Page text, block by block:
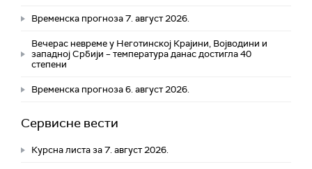
Временска прогноза 7. август 2026.
Вечерас невреме у Неготинској Крајини, Војводини и
западној Србији – температура данас достигла 40
степени
Временска прогноза 6. август 2026.
Сервисне вести
Курсна листа за 7. август 2026.